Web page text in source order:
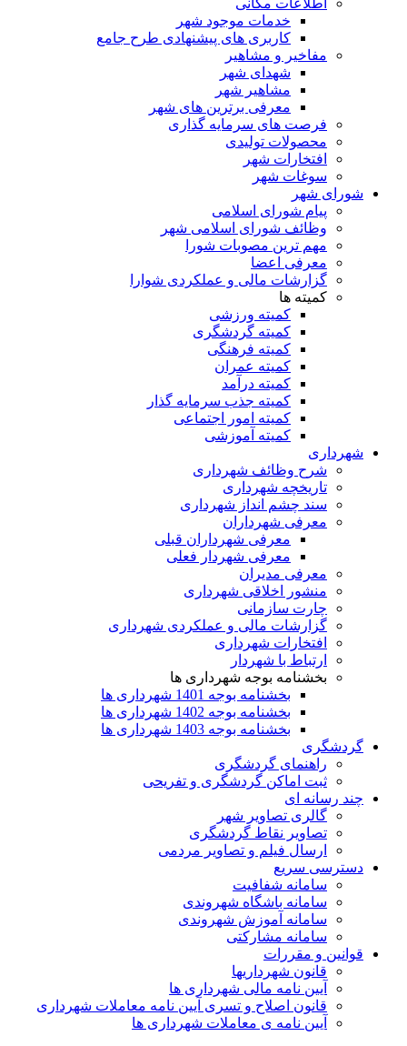
اطلاعات مکانی
خدمات موجود شهر
کاربری های پیشنهادی طرح جامع
مفاخیر و مشاهیر
شهدای شهر
مشاهیر شهر
معرفی برترین های شهر
فرصت های سرمایه گذاری
محصولات تولیدی
افتخارات شهر
سوغات شهر
شورای شهر
پیام شورای اسلامی
وظائف شورای اسلامی شهر
مهم ترین مصوبات شورا
معرفی اعضا
گزارشات مالی و عملکردی شوارا
کمیته ها
کمیته ورزشی
کمیته گردشگری
کمیته فرهنگی
کمیته عمران
کمیته درآمد
کمیته جذب سرمایه گذار
کمیته امور اجتماعی
کمیته آموزشی
شهرداری
شرح وظائف شهرداری
تاریخچه شهرداری
سند چشم انداز شهرداری
معرفی شهرداران
معرفی شهرداران قبلی
معرفی شهردار فعلی
معرفی مدیران
منشور اخلاقی شهرداری
چارت سازمانی
گزارشات مالی و عملکردی شهرداری
افتخارات شهرداری
ارتباط با شهردار
بخشنامه بوجه شهرداری ها
بخشنامه بوجه 1401 شهرداری ها
بخشنامه بوجه 1402 شهرداری ها
بخشنامه بوجه 1403 شهرداری ها
گردشگری
راهنمای گردشگری
ثبت اماکن گردشگری و تفریحی
چند رسانه ای
گالری تصاویر شهر
تصاویر نقاط گردشگری
ارسال فیلم و تصاویر مردمی
دسترسی سریع
سامانه شفافیت
سامانه باشگاه شهروندی
سامانه آموزش شهروندی
سامانه مشارکتی
قوانین و مقررات
قانون شهرداریها
آیین نامه مالی شهرداری ها
قانون اصلاح و تسری آیین نامه معاملات شهرداری
آیین نامه ی معاملات شهرداری ها